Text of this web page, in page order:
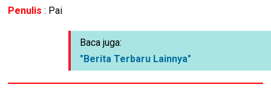
Penulis : Pai
Baca juga:
"Berita Terbaru Lainnya"